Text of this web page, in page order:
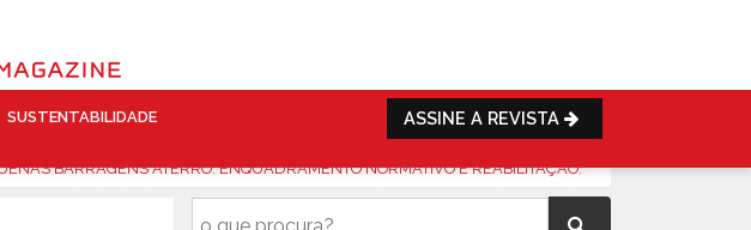
SUSTENTABILIDADE
ASSINE A REVISTA
BARRAGENS ATERRO: ENQUADRAMENTO NORMATIVO E REABILITAÇÃO.